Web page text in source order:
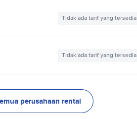
Tidak ada tarif yang tersedia
Tidak ada tarif yang tersedia
perusahaan rental